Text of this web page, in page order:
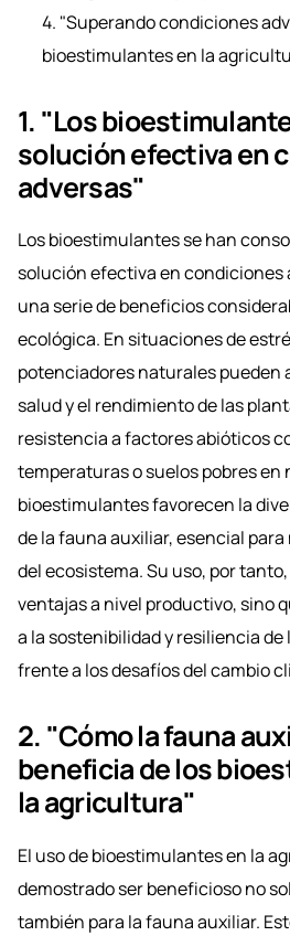
4. "Superando condiciones
bioestimulantes en la
1. "Los
solución efectiva en
adversas"
Los bioestimulantes se han
solución efectiva en condiciones
una serie de beneficios
ecológica. En situaciones de
potenciadores naturales pueden
salud y el rendimiento de las
resistencia a factores abióticos
temperaturas o suelos pobres en
bioestimulantes favorecen la
de la fauna auxiliar, esencial
del ecosistema. Su uso, por
ventajas a nivel productivo, sino
a la sostenibilidad y resiliencia
frente a los desafíos del cambio
2. "Cómo la fauna
beneficia de los
la agricultura"
El uso de bioestimulantes en la
demostrado ser beneficioso no
también para la fauna auxiliar.